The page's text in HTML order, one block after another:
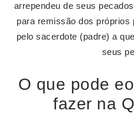
arrependeu de seus
para remissão dos próprios
pelo sacerdote (padre) a
seus
O que pode
fazer na